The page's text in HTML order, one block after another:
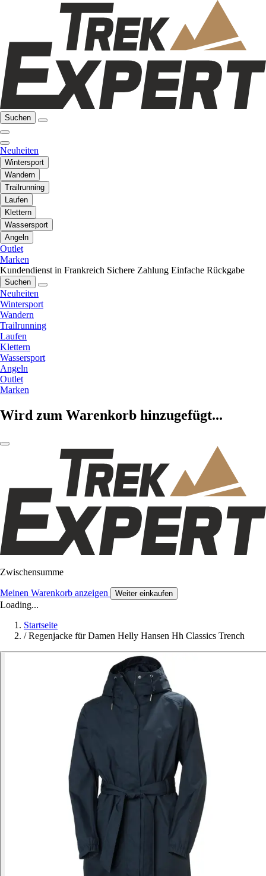
Suchen
Neuheiten
Wintersport
Wandern
Trailrunning
Laufen
Klettern
Wassersport
Angeln
Outlet
Marken
Kundendienst in Frankreich Sichere Zahlung Einfache Rückgabe
Suchen
Neuheiten
Wintersport
Wandern
Trailrunning
Laufen
Klettern
Wassersport
Angeln
Outlet
Marken
Wird zum Warenkorb hinzugefügt...
Zwischensumme
Meinen Warenkorb anzeigen Weiter einkaufen
Loading...
Startseite
/ Regenjacke für Damen Helly Hansen Hh Classics Trench